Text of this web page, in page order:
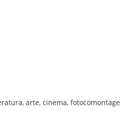
arte, cinema, fotocomontage